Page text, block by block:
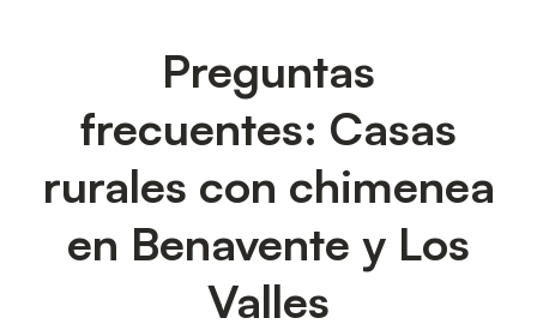
Preguntas
frecuentes: Casas
rurales con chimenea
en Benavente y Los
Valles